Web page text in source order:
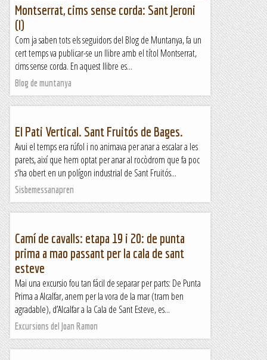
Montserrat, cims sense corda: Sant Jeroni
(I)
Com ja saben tots els seguidors del Blog de Muntanya, fa un
cert temps va publicar-se un llibre amb el títol Montserrat,
cims sense corda. En aquest llibre es...
Blog de muntanya
El Pati Vertical. Sant Fruitós de Bages.
Avui el temps era rúfol i no animava per anar a escalar a les
parets, així que hem optat per anar al rocòdrom que fa poc
s'ha obert en un polígon industrial de Sant Fruitós...
Sisbemessanapren
Camí de cavalls: etapa 19 i 20: de punta
prima a mao passant per la cala de sant
esteve
Mai una excursio fou tan fácil de separar per parts: De Punta
Prima a Alcalfar, anem per la vora de la mar (tram ben
agradable), d’Alcalfar a la Cala de Sant Esteve, es...
Excursions del Joan Ramon